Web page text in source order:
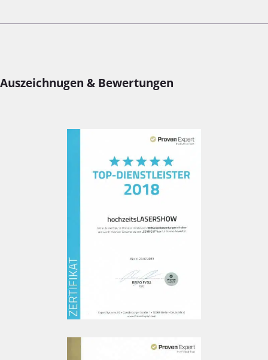
Auszeichnugen & Bewertungen